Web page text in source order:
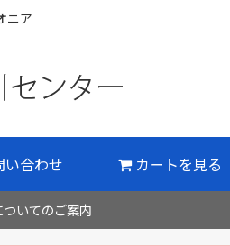
ニア
い合わせ カートを見る
いてのご案内